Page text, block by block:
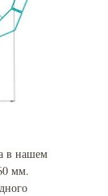
в нашем
мм.